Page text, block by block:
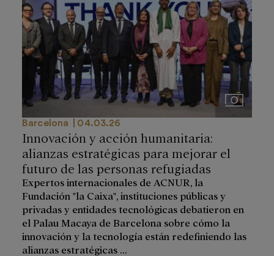
Imágenes
Barcelona 04.03.26
Innovación y acción humanitaria:
alianzas estratégicas para mejorar el
futuro de las personas refugiadas
Expertos internacionales de ACNUR, la
Fundación "la Caixa", instituciones públicas y
privadas y entidades tecnológicas debatieron en
el Palau Macaya de Barcelona sobre cómo la
innovación y la tecnología están redefiniendo las
alianzas estratégicas ...